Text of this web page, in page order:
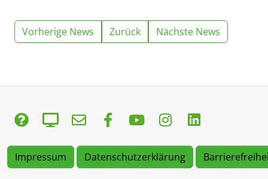
Vorherige News Zurück Nächste News
Impressum Datenschutzerklärung